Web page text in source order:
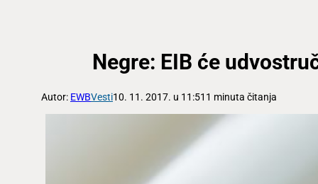
Negre: EIB će
Autor: EWBVesti10. 11. 2017. u 11:51 1 minuta čitanja